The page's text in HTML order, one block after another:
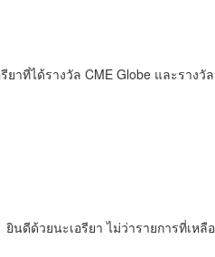
าที่ได้รางวัล CME Globe และราง
ยินดีด้วยนะเอรียา ไม่ว่ารายการที่เ